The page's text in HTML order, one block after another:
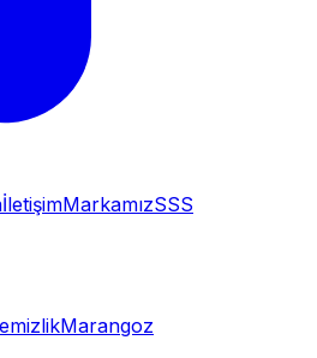
İletişimMarkamızSSS
Marangoz